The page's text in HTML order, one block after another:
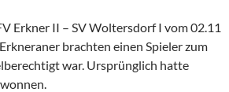
Erkner II – SV Woltersdorf I vom 02.11
brachten einen Spieler zum
war. Ursprünglich hatte